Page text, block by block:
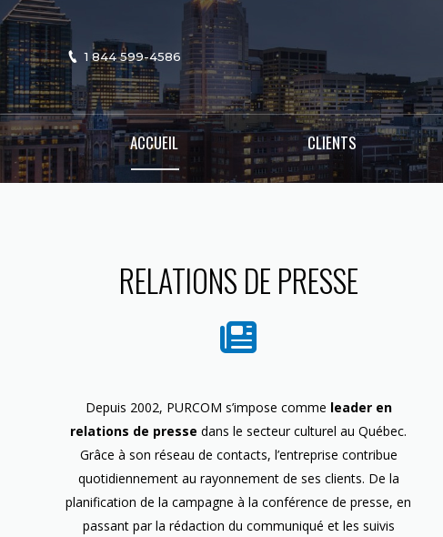
1 844 599-4586
ACCUEIL CLIENTS
RELATIONS DE PRESSE
Depuis 2002, PURCOM s’impose comme leader en
relations de presse dans le secteur culturel au Québec.
Grâce à son réseau de contacts, l’entreprise contribue
quotidiennement au rayonnement de ses clients. De la
planification de la campagne à la conférence de presse, en
passant par la rédaction du communiqué et les suivis